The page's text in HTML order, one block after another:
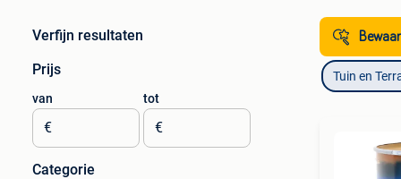
Verfijn resultaten
Prijs
van
€
tot
€
Categorie
Tuin en